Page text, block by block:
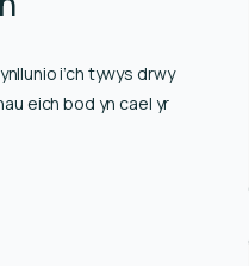
i’ch tywys drwy
eich bod yn cael yr